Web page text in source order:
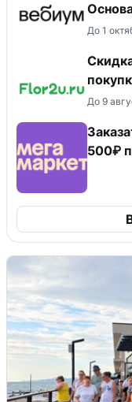
До 1
До 9
500₽